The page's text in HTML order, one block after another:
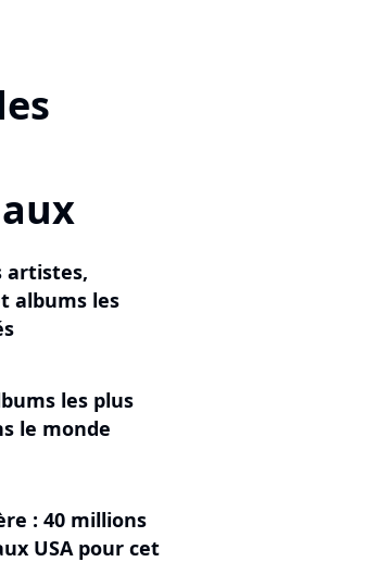
artistes,
albums les
les plus
le monde
: 40 millions
USA pour cet